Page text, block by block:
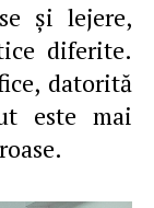
şi lejere,
diferite.
datorită
este mai